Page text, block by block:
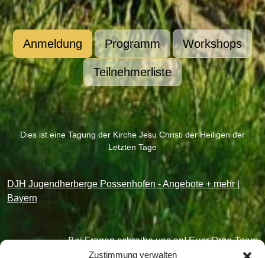
Zustimmung verwalten
Anmeldung Programm Workshops
Teilnehmerliste
Dies ist eine Tagung der Kirche Jesu Christi der Heiligen der
Letzten Tage
DJH Jugendherberge Possenhofen - Angebote + mehr |
Bayern
Bei Fragen schreibe uns an! Euer Orga-Team